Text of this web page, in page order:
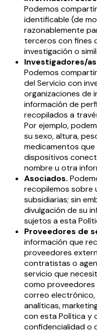
Podemos
identificable (de
razonablemente
terceros con fines
investigación o
Investigadores/
Podemos
del Servicio con
organizaciones de
información de
recopilados a
Por ejemplo,
su sexo, altura,
medicamentos
dispositivos
nombre u otra
Asociados.
recopilemos sobre
subsidiarias; sin
divulgación de su
sujetos a esta
Proveedores de
información que
proveedores
contratistas o
servicio que
como
correo electrónico,
analíticas,
con esta Política y
confidencialidad o